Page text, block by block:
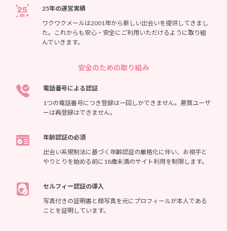
25年の運営実績
ワクワクメールは2001年から新しい出会いを提供してきまし
た。これからも安心・安全にご利用いただけるように取り組
んでいきます。
安全のための取り組み
電話番号による認証
1つの電話番号につき登録は一回しかできません。悪質ユーザ
ーは再登録はできません。
年齢認証の必須
出会い系規制法に基づく年齢認証の厳格化に伴い、お相手と
やりとりを始める前に18歳未満のサイト利用を制限します。
セルフィー認証の導入
写真付きの証明書と顔写真を元にプロフィールが本人である
ことを証明しています。